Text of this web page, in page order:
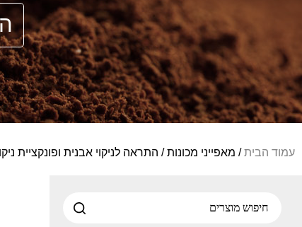
עמוד הבית/ מאפייני מכונות / התראה לניקוי אבנית ופונקציית